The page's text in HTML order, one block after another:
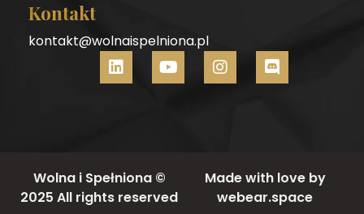
Kontakt
kontakt@wolnaispelniona.pl
Wolna i Spełniona ©
2025 All rights reserved
Made with love by
webear.space